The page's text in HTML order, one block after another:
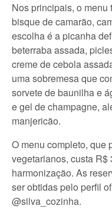
Nos principais, o menu
bisque de camarão,
escolha é a picanha
beterraba assada,
creme de cebola
uma sobremesa que
sorvete de baunilha e
e gel de champagne,
manjericão.
O menu completo, que
vegetarianos, custa R$
harmonização. As
ser obtidas pelo perfil
@silva_cozinha.